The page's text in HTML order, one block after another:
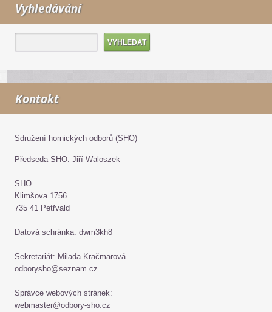
Vyhledávání
Kontakt
Sdružení hornických odborů (SHO)
Předseda SHO: Jiří Waloszek
SHO
Klimšova 1756
735 41 Petřvald
Datová schránka: dwm3kh8
Sekretariát: Milada Kračmarová
odborysho@seznam.cz
Správce webových stránek:
webmaster@odbory-sho.cz